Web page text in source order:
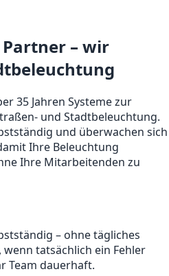
– wir
35 Jahren Systeme zur
und Stadtbeleuchtung.
und überwachen sich
Ihre Beleuchtung
Ihre Mitarbeitenden zu
– ohne tägliches
tatsächlich ein Fehler
Team dauerhaft.